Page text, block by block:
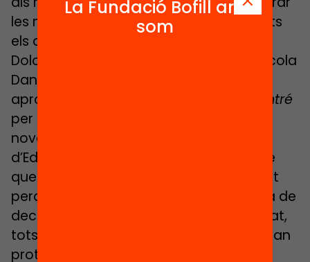
les millors oportunitats educatives a tots
els alumnes.
Dolors Queralt, directora de l’institut escola
Daniel Mangrané de Jesús (Tortosa),
aprofita els últims dies abans de la
reentré
per afinar
noves indicacions del Departament
d’Educació. “La clau és recordar sempre
que tot el que fem té un perquè i aquest
perquè és l’alumne”, afirma. En la pressa de
decisions ha participat tota la comunitat,
tots aquells que d’una forma o altra seran
protagonistes aquest curs únic. “Si tu
La Fundació Bofill ara
som